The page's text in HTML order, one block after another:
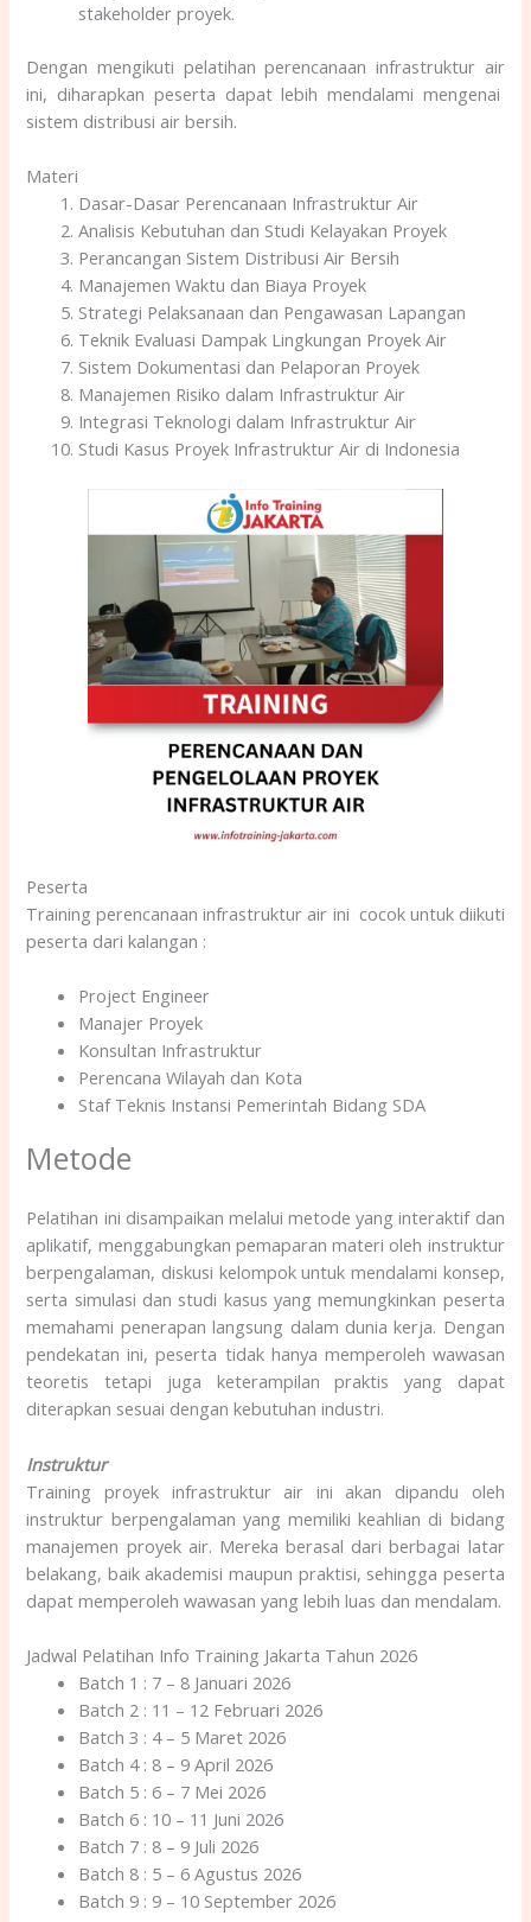
stakeholder proyek.
Dengan mengikuti pelatihan perencanaan infrastruktur air
ini, diharapkan peserta dapat lebih mendalami mengenai
sistem distribusi air bersih.
Materi
Dasar-Dasar Perencanaan Infrastruktur Air
Analisis Kebutuhan dan Studi Kelayakan Proyek
Perancangan Sistem Distribusi Air Bersih
Manajemen Waktu dan Biaya Proyek
Strategi Pelaksanaan dan Pengawasan Lapangan
Teknik Evaluasi Dampak Lingkungan Proyek Air
Sistem Dokumentasi dan Pelaporan Proyek
Manajemen Risiko dalam Infrastruktur Air
Integrasi Teknologi dalam Infrastruktur Air
Studi Kasus Proyek Infrastruktur Air di Indonesia
Peserta
Training perencanaan infrastruktur air ini cocok untuk diikuti
peserta dari kalangan :
Project Engineer
Manajer Proyek
Konsultan Infrastruktur
Perencana Wilayah dan Kota
Staf Teknis Instansi Pemerintah Bidang SDA
Metode
Pelatihan ini disampaikan melalui metode yang interaktif dan
aplikatif, menggabungkan pemaparan materi oleh instruktur
berpengalaman, diskusi kelompok untuk mendalami konsep,
serta simulasi dan studi kasus yang memungkinkan peserta
memahami penerapan langsung dalam dunia kerja. Dengan
pendekatan ini, peserta tidak hanya memperoleh wawasan
teoretis tetapi juga keterampilan praktis yang dapat
diterapkan sesuai dengan kebutuhan industri.
Instruktur
Training proyek infrastruktur air ini akan dipandu oleh
instruktur berpengalaman yang memiliki keahlian di bidang
manajemen proyek air. Mereka berasal dari berbagai latar
belakang, baik akademisi maupun praktisi, sehingga peserta
dapat memperoleh wawasan yang lebih luas dan mendalam.
Jadwal Pelatihan Info Training Jakarta Tahun 2026
Batch 1 : 7 – 8 Januari 2026
Batch 2 : 11 – 12 Februari 2026
Batch 3 : 4 – 5 Maret 2026
Batch 4 : 8 – 9 April 2026
Batch 5 : 6 – 7 Mei 2026
Batch 6 : 10 – 11 Juni 2026
Batch 7 : 8 – 9 Juli 2026
Batch 8 : 5 – 6 Agustus 2026
Batch 9 : 9 – 10 September 2026